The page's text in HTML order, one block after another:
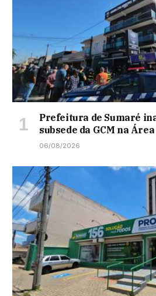
Prefeitura de Sumaré
subsede da GCM na
06/08/2026